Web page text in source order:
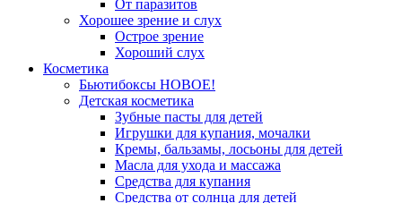
От паразитов
Хорошее зрение и слух
Острое зрение
Хороший слух
Косметика
Бьютибоксы НОВОЕ!
Детская косметика
Зубные пасты для детей
Игрушки для купания, мочалки
Кремы, бальзамы, лосьоны для детей
Масла для ухода и массажа
Средства для купания
Средства от солнца для детей